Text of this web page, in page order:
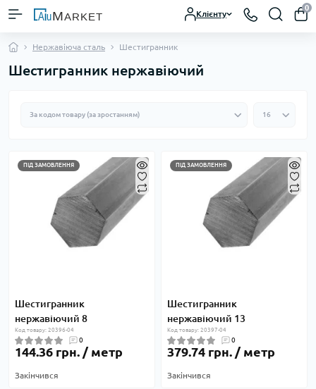
Клієнту
0
Нержавіюча сталь Шестигранник
Шестигранник нержавіючий
ПІД ЗАМОВЛЕННЯ
Шестигранник
нержавіючий 8
Код товару: 20396-04
0
144.36 грн. / метр
Закінчився
ПІД ЗАМОВЛЕННЯ
Шестигранник
нержавіючий 13
Код товару: 20397-04
0
379.74 грн. / метр
Закінчився